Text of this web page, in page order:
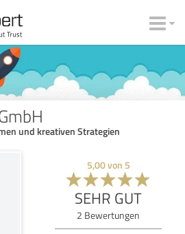
und kreativen Strategien
5,00von 5
SEHR GUT
2 Bewertungen